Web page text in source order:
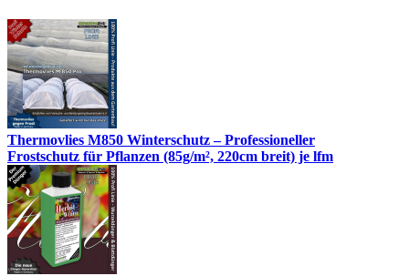
Thermovlies M850 Winterschutz – Professioneller
Frostschutz für Pflanzen (85g/m², 220cm breit) je lfm